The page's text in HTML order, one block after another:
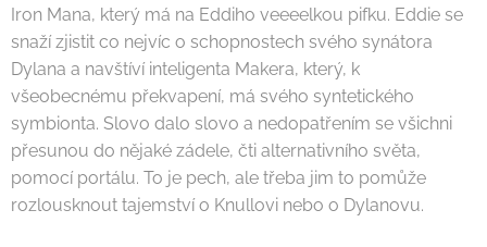
Iron Mana, který má na Eddiho veeeelkou pifku. Eddie se
snaží zjistit co nejvíc o schopnostech svého synátora
Dylana a navštíví inteligenta Makera, který, k
všeobecnému překvapení, má svého syntetického
symbionta. Slovo dalo slovo a nedopatřením se všichni
přesunou do nějaké zádele, čti alternativního světa,
pomocí portálu. To je pech, ale třeba jim to pomůže
rozlousknout tajemství o Knullovi nebo o Dylanovu.